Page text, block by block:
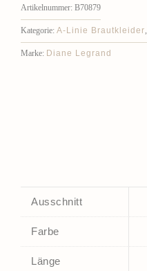
Artikelnummer: B70879
Kategorie: A-Linie Brautkleider,
Marke: Diane Legrand
Ausschnitt
Farbe
Länge